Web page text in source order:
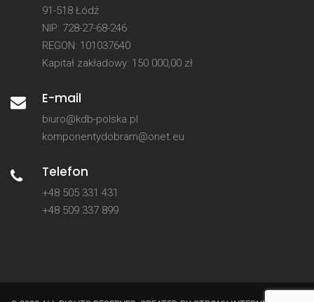
91-518 Łódź
NIP: 728-27-68-246
REGON: 101037640
Kapitał zakładowy: 150 000,00 zł
E-mail
biuro@kdb-polska.pl
komponentydobram@onet.eu
Telefon
+48 505 331 431
+48 509 337 899